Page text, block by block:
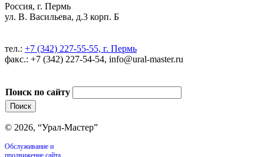
Россия, г. Пермь
ул. В. Васильева, д.3 корп. Б
тел.: +7 (342) 227-55-55, г. Пермь
факс.: +7 (342) 227-54-54, info@ural-master.ru
Поиск по сайту
© 2026, “Урал-Мастер”
Обслуживание и
продвижение сайта